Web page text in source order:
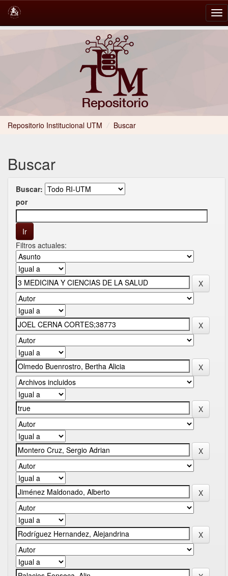
Repositorio Institucional UTM / Buscar
Buscar
Buscar:
por
Filtros actuales: